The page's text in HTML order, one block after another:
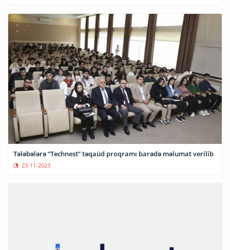
Tələbələrə “Technest” təqaüd proqramı barədə məlumat verilib
23-11-2023